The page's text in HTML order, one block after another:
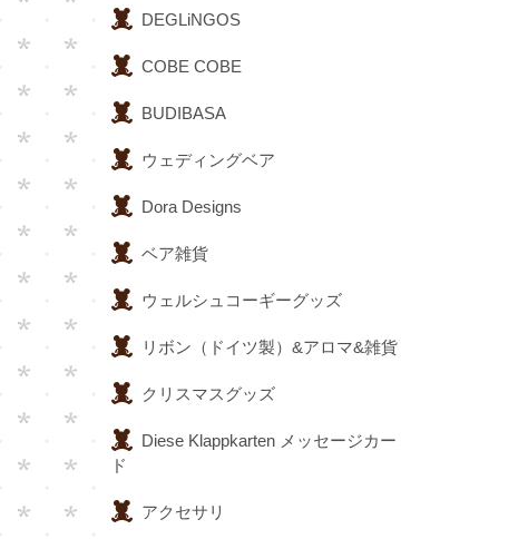
DEGLiNGOS
COBE COBE
BUDIBASA
ウェディングベア
Dora Designs
ベア雑貨
ウェルシュコーギーグッズ
リボン（ドイツ製）&アロマ&雑貨
クリスマスグッズ
Diese Klappkarten メッセージカー
ド
アクセサリ